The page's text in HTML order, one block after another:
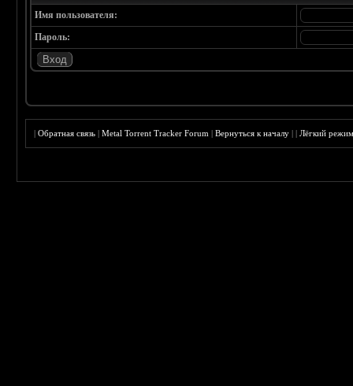
Имя пользователя:
Пароль:
|Обратная связь |Metal Torrent Tracker Forum |Вернуться к началу ||Лёгкий